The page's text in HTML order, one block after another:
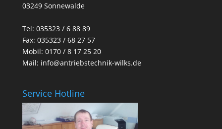
03249 Sonnewalde
Tel: 035323 / 6 88 89
Fax: 035323 / 68 27 57
Mobil: 0170 / 8 17 25 20
Mail: info@antriebstechnik-wilks.de
Service Hotline